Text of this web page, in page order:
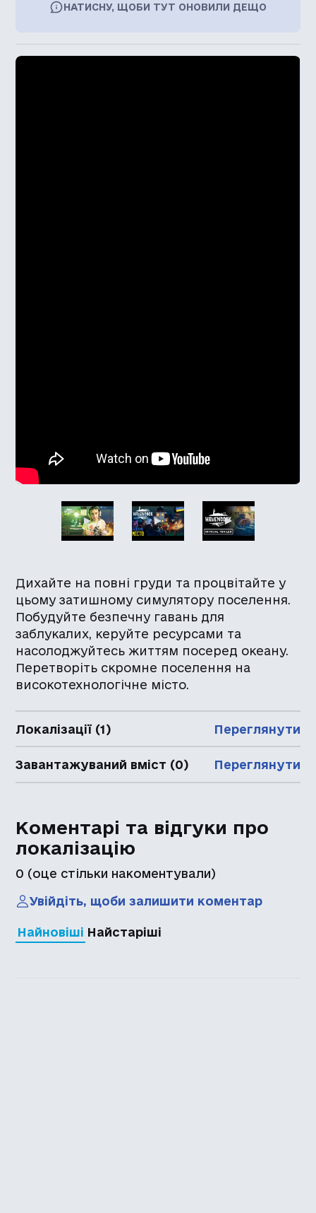
Дихайте на повні груди та процвітайте у
цьому затишному симулятору поселення.
Побудуйте безпечну гавань для
заблукалих, керуйте ресурсами та
насолоджуйтесь життям посеред океану.
Перетворіть скромне поселення на
високотехнологічне місто.
Локалізації (1) Переглянути
Завантажуваний вміст (0) Переглянути
Коментарі та відгуки про
локалізацію
0 (оце стільки накоментували)
Увійдіть, щоби залишити коментар
Найновіші Найстаріші
НАТИСНУ, ЩОБИ ТУТ ОНОВИЛИ ДЕЩО